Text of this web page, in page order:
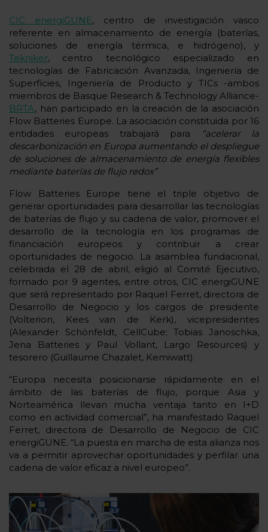
CIC energiGUNE, centro de investigación vasco
referente en almacenamiento de energía (baterías,
soluciones de energía térmica, e hidrógeno), y
Tekniker, centro tecnológico especializado en
tecnologías de Fabricación Avanzada, Ingeniería de
Superficies, Ingeniería de Producto y TICs -ambos
miembros de Basque Research & Technology Alliance-
BRTA, han participado en la creación de la asociación
Flow Batteries Europe. La asociación constituida por 16
entidades europeas trabajará para
“acelerar la
descarbonización en Europa aumentando el despliegue
de soluciones de almacenamiento de energía flexibles
mediante baterías de flujo redox”
Flow Batteries Europe tiene el triple objetivo de
generar oportunidades para desarrollar las tecnologías
de baterías de flujo y su cadena de valor, promover el
desarrollo de la tecnología en los programas de
financiación europeos y contribuir a crear
oportunidades de negocio. La asamblea fundacional,
celebrada el 28 de abril, eligió al Comité Ejecutivo,
formado por 9 agentes, entre otros, CIC energiGUNE
que será representado por Raquel Ferret, directora de
Desarrollo de Negocio y los cargos de presidente
(Volterion, Kees van de Kerk), vicepresidentes
(Alexander Schönfeldt, CellCube; Tobias Janoschka,
Jena Batteries y Paul Vollant, Largo Resources) y
tesorero (Guillaume Chazalet, Kemiwatt).
“Europa necesita posicionarse rápidamente en el
ámbito de las baterías de flujo, porque Asia y
Norteamérica llevan mucha ventaja tanto en I+D
como en actividad comercial”, ha manifestado Raquel
Ferret, directora de Desarrollo de Negocio de CIC
energiGUNE. “La puesta en marcha de esta alianza nos
va a permitir aprovechar oportunidades y perfilar una
cadena de valor eficaz a nivel europeo”.